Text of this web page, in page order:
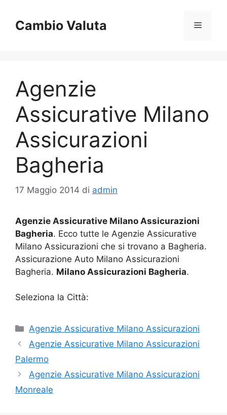
contenuto
Cambio Valuta Menu
Agenzie
Assicurative Milano
Assicurazioni
Bagheria
17 Maggio 2014 di admin
Agenzie Assicurative Milano Assicurazioni
Bagheria. Ecco tutte le Agenzie Assicurative
Milano Assicurazioni che si trovano a Bagheria.
Assicurazione Auto Milano Assicurazioni
Bagheria. Milano Assicurazioni Bagheria.
Seleziona la Città:
Categorie
Agenzie Assicurative Milano Assicurazioni
Agenzie Assicurative Milano Assicurazioni
Palermo
Agenzie Assicurative Milano Assicurazioni
Monreale